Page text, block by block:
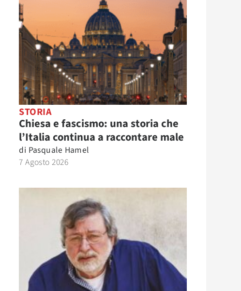
STORIA
Chiesa e fascismo: una storia che
l’Italia continua a raccontare male
di Pasquale Hamel
7 Agosto 2026